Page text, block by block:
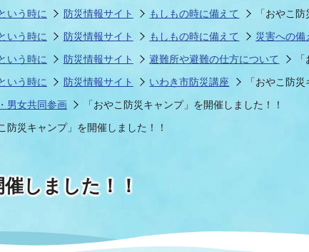
移住・定住
労働
データ・活用事例
新型コロナウイルス感染
設ページ
情報 教育旅行
市立美術館
者 除染事業
行政改革
度
ど
会
市民意見募集(パブリッ
いう時に 防災情報サイト もしもの時に備えて
「おやこ
いう時に 防災情報サイト もしもの時に備えて 災害への備
いう時に 防災情報サイト 避難所や避難の仕方について
いう時に 防災情報サイト いわき市防災講座
「おやこ防
男女共同参画
「おやこ防災キャンプ」を開催しました！！
防災キャンプ」を開催しました！！
しました！！